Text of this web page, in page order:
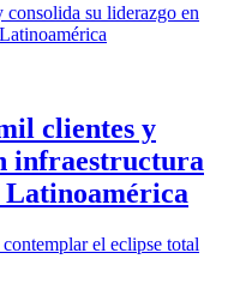
clientes y
infraestructura